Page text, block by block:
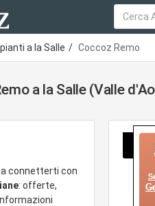
a la Salle Coccoz Remo
a la Salle (Valle
connetterti con
: offerte,